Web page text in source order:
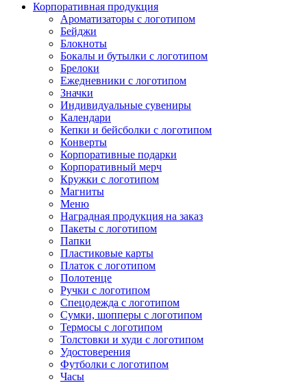
Корпоративная продукция
Ароматизаторы с логотипом
Бейджи
Блокноты
Бокалы и бутылки с логотипом
Брелоки
Ежедневники с логотипом
Значки
Индивидуальные сувениры
Календари
Кепки и бейсболки с логотипом
Конверты
Корпоративные подарки
Корпоративный мерч
Кружки с логотипом
Магниты
Меню
Наградная продукция на заказ
Пакеты с логотипом
Папки
Пластиковые карты
Платок с логотипом
Полотенце
Ручки с логотипом
Спецодежда с логотипом
Сумки, шопперы с логотипом
Термосы с логотипом
Толстовки и худи с логотипом
Удостоверения
Футболки с логотипом
Часы